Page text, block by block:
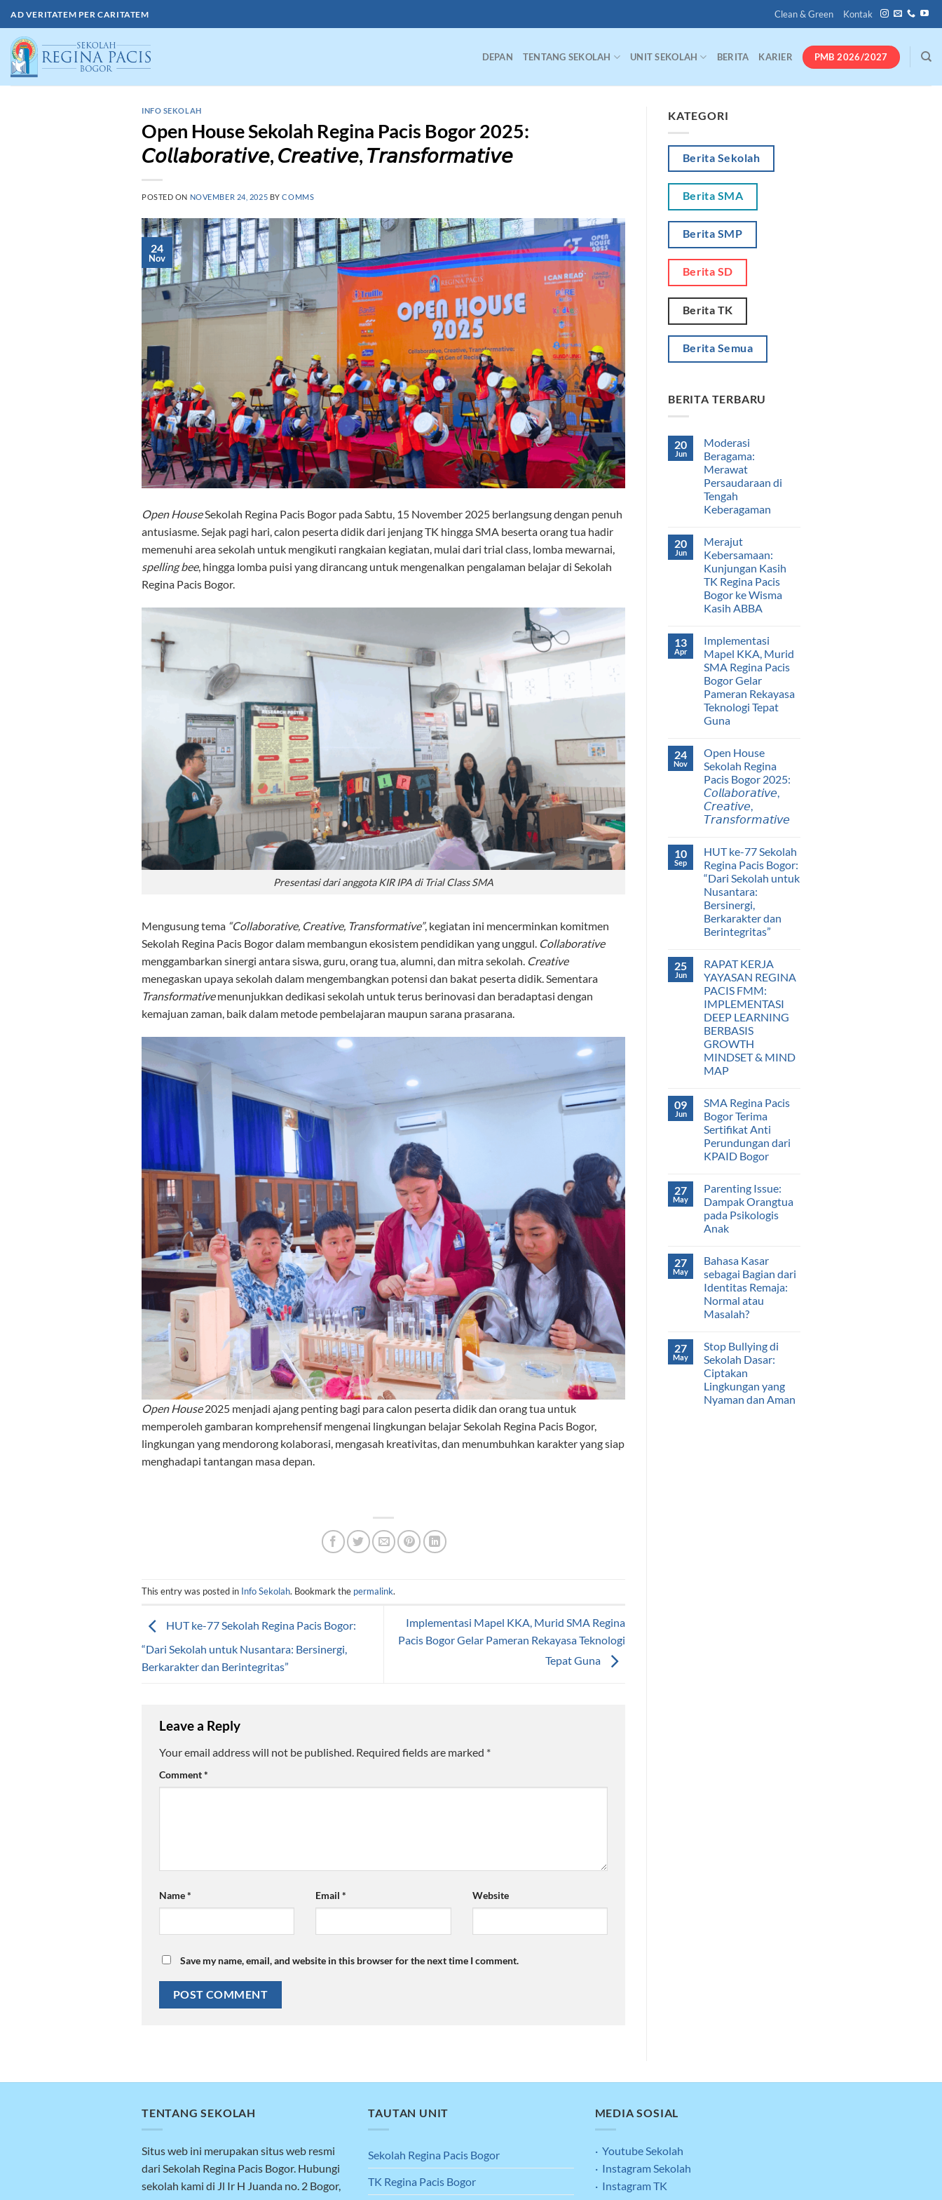
Skip
to
content
AD VERITATEM PER CARITATEM Clean & Green Kontak
DEPAN TENTANG SEKOLAH UNIT SEKOLAH BERITA KARIER PMB 2026/2027
INFO SEKOLAH
Open House Sekolah Regina Pacis Bogor 2025:
𝘊𝘰𝘭𝘭𝘢𝘣𝘰𝘳𝘢𝘵𝘪𝘷𝘦, 𝘊𝘳𝘦𝘢𝘵𝘪𝘷𝘦, 𝘛𝘳𝘢𝘯𝘴𝘧𝘰𝘳𝘮𝘢𝘵𝘪𝘷𝘦
POSTED ON NOVEMBER 24, 2025 BYCOMMS
24
Nov
Open HouseSekolah Regina Pacis Bogor pada Sabtu, 15 November 2025 berlangsung dengan penuh
antusiasme. Sejak pagi hari, calon peserta didik dari jenjang TK hingga SMA beserta orang tua hadir
memenuhi area sekolah untuk mengikuti rangkaian kegiatan, mulai dari trial class, lomba mewarnai,
spelling bee, hingga lomba puisi yang dirancang untuk mengenalkan pengalaman belajar di Sekolah
Regina Pacis Bogor.
Presentasi dari anggota KIR IPA di Trial Class SMA
Mengusung tema “Collaborative, Creative, Transformative”, kegiatan ini mencerminkan komitmen
Sekolah Regina Pacis Bogor dalam membangun ekosistem pendidikan yang unggul. Collaborative
menggambarkan sinergi antara siswa, guru, orang tua, alumni, dan mitra sekolah. Creative
menegaskan upaya sekolah dalam mengembangkan potensi dan bakat peserta didik. Sementara
Transformativemenunjukkan dedikasi sekolah untuk terus berinovasi dan beradaptasi dengan
kemajuan zaman, baik dalam metode pembelajaran maupun sarana prasarana.
Open House2025 menjadi ajang penting bagi para calon peserta didik dan orang tua untuk
memperoleh gambaran komprehensif mengenai lingkungan belajar Sekolah Regina Pacis Bogor,
lingkungan yang mendorong kolaborasi, mengasah kreativitas, dan menumbuhkan karakter yang siap
menghadapi tantangan masa depan.
This entry was posted in Info Sekolah. Bookmark the permalink.
HUT ke-77 Sekolah Regina Pacis Bogor:
“Dari Sekolah untuk Nusantara: Bersinergi,
Berkarakter dan Berintegritas”
Implementasi Mapel KKA, Murid SMA Regina
Pacis Bogor Gelar Pameran Rekayasa Teknologi
Tepat Guna
Leave a Reply
Your email address will not be published. Required fields are marked *
Comment*
Name* Email* Website
Save my name, email, and website in this browser for the next time I comment.
KATEGORI
Berita Sekolah
Berita SMA
Berita SMP
Berita SD
Berita TK
Berita Semua
BERITA TERBARU
20
Jun
Moderasi
Beragama:
Merawat
Persaudaraan di
Tengah
Keberagaman
20
Jun
Merajut
Kebersamaan:
Kunjungan Kasih
TK Regina Pacis
Bogor ke Wisma
Kasih ABBA
13
Apr
Implementasi
Mapel KKA, Murid
SMA Regina Pacis
Bogor Gelar
Pameran Rekayasa
Teknologi Tepat
Guna
24
Nov
Open House
Sekolah Regina
Pacis Bogor 2025:
𝘊𝘰𝘭𝘭𝘢𝘣𝘰𝘳𝘢𝘵𝘪𝘷𝘦,
𝘊𝘳𝘦𝘢𝘵𝘪𝘷𝘦,
𝘛𝘳𝘢𝘯𝘴𝘧𝘰𝘳𝘮𝘢𝘵𝘪𝘷𝘦
10
Sep
HUT ke-77 Sekolah
Regina Pacis Bogor:
“Dari Sekolah untuk
Nusantara:
Bersinergi,
Berkarakter dan
Berintegritas”
25
Jun
RAPAT KERJA
YAYASAN REGINA
PACIS FMM:
IMPLEMENTASI
DEEP LEARNING
BERBASIS
GROWTH
MINDSET & MIND
MAP
09
Jun
SMA Regina Pacis
Bogor Terima
Sertifikat Anti
Perundungan dari
KPAID Bogor
27
May
Parenting Issue:
Dampak Orangtua
pada Psikologis
Anak
27
May
Bahasa Kasar
sebagai Bagian dari
Identitas Remaja:
Normal atau
Masalah?
27
May
Stop Bullying di
Sekolah Dasar:
Ciptakan
Lingkungan yang
Nyaman dan Aman
TENTANG SEKOLAH
Situs web ini merupakan situs web resmi
dari Sekolah Regina Pacis Bogor. Hubungi
sekolah kami di Jl Ir H Juanda no. 2 Bogor,
TAUTAN UNIT
Sekolah Regina Pacis Bogor
TK Regina Pacis Bogor
MEDIA SOSIAL
· Youtube Sekolah
· Instagram Sekolah
· Instagram TK